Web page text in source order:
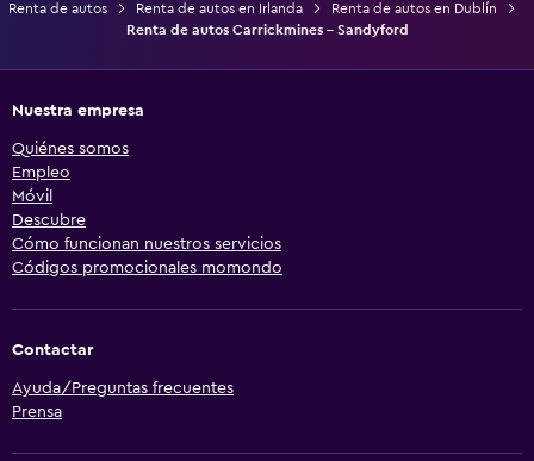
Renta de autos Renta de autos en Irlanda
Renta de autos en Dublín
Renta de autos Carrickmines - Sandyford
Nuestra empresa
Quiénes somos
Empleo
Móvil
Descubre
Cómo funcionan nuestros servicios
Códigos promocionales momondo
Contactar
Ayuda/Preguntas frecuentes
Prensa